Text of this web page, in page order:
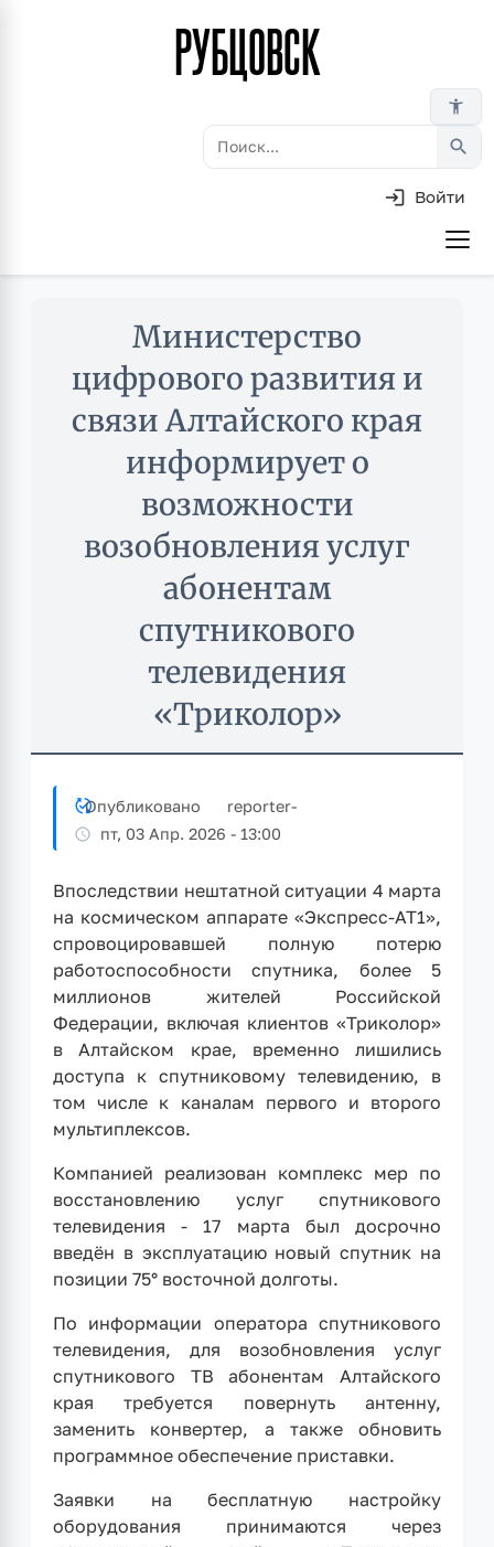
content
РУБЦОВСК
accessibility_new
search
Войти
Министерство
цифрового развития и
связи Алтайского края
информирует о
возможности
возобновления услуг
абонентам
спутникового
телевидения
«Триколор»
Опубликовано reporter-
пт, 03 Апр. 2026 - 13:00
Впоследствии нештатной ситуации 4 марта
на космическом аппарате «Экспресс-АТ1»,
спровоцировавшей полную потерю
работоспособности спутника, более 5
миллионов жителей Российской
Федерации, включая клиентов «Триколор»
в Алтайском крае, временно лишились
доступа к спутниковому телевидению, в
том числе к каналам первого и второго
мультиплексов.
Компанией реализован комплекс мер по
восстановлению услуг спутникового
телевидения - 17 марта был досрочно
введён в эксплуатацию новый спутник на
позиции 75° восточной долготы.
По информации оператора спутникового
телевидения, для возобновления услуг
спутникового ТВ абонентам Алтайского
края требуется повернуть антенну,
заменить конвертер, а также обновить
программное обеспечение приставки.
Заявки на бесплатную настройку
оборудования принимаются через